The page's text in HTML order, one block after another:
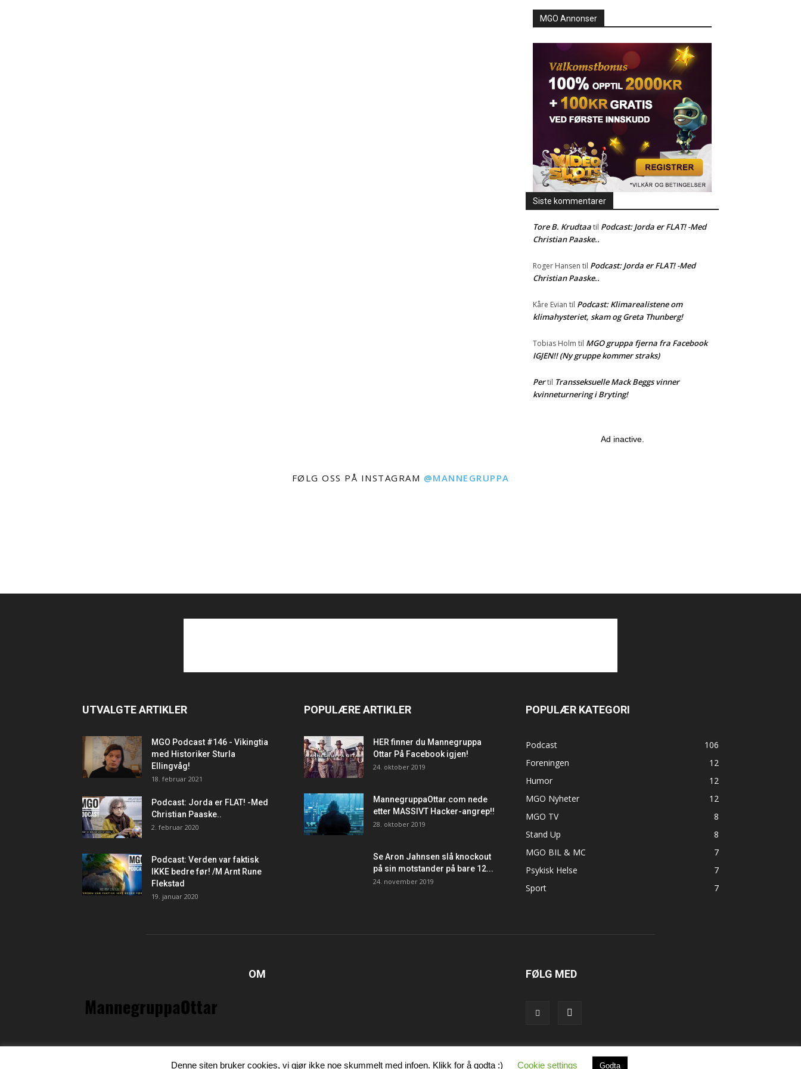
MGO Annonser
Siste kommentarer
Tore B. Krudtaatil Podcast: Jorda er FLAT! -Med
Christian Paaske..
Roger Hansen til Podcast: Jorda er FLAT! -Med
Christian Paaske..
Kåre Evian til Podcast: Klimarealistene om
klimahysteriet, skam og Greta Thunberg!
Tobias Holm til MGO gruppa fjerna fra Facebook
IGJEN!! (Ny gruppe kommer straks)
Pertil Transseksuelle Mack Beggs vinner
kvinneturnering i Bryting!
Ad inactive.
FØLG OSS PÅ INSTAGRAM @MANNEGRUPPA
UTVALGTE ARTIKLER
MGO Podcast #146 - Vikingtia
med Historiker Sturla
Ellingvåg!
18. februar 2021
Podcast: Jorda er FLAT! -Med
Christian Paaske..
2. februar 2020
Podcast: Verden var faktisk
IKKE bedre før! /M Arnt Rune
Flekstad
19. januar 2020
POPULÆRE ARTIKLER
HER finner du Mannegruppa
Ottar På Facebook igjen!
24. oktober 2019
MannegruppaOttar.com nede
etter MASSIVT Hacker-angrep!!
28. oktober 2019
Se Aron Jahnsen slå knockout
på sin motstander på bare 12...
24. november 2019
POPULÆR KATEGORI
Podcast
106
Foreningen
12
Humor
12
MGO Nyheter
12
MGO TV
8
Stand Up
8
MGO BIL & MC
7
Psykisk Helse
7
Sport
7
OM FØLG MED
Denne siten bruker cookies, vi gjør ikke noe skummelt med infoen. Klikk for å godta :) Cookie settings Godta